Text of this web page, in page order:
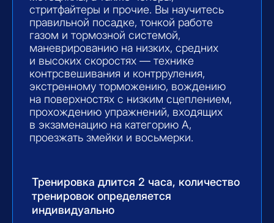
ТИША
СТАЖ 15 ЛЕТ
вождения более 15 лет. После переезда
на Бали загорелась идей создать свою
мотошколу, увидев как недобросовестно
обучают вождению на скутере или
мотоцикле. Основной акцент